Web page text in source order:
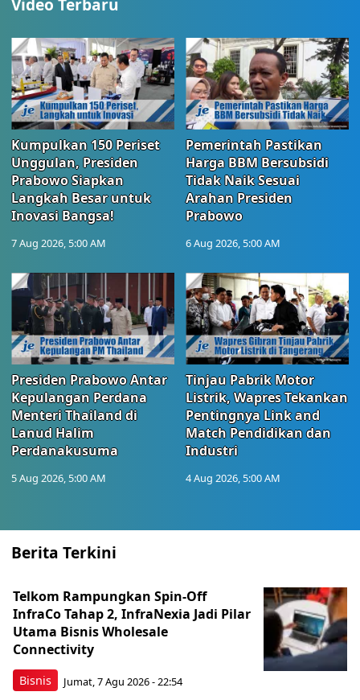
Video Terbaru
Kumpulkan 150 Periset
Unggulan, Presiden
Prabowo Siapkan
Langkah Besar untuk
Inovasi Bangsa!
7 Aug 2026, 5:00 AM
Pemerintah Pastikan
Harga BBM Bersubsidi
Tidak Naik Sesuai
Arahan Presiden
Prabowo
6 Aug 2026, 5:00 AM
Presiden Prabowo Antar
Kepulangan Perdana
Menteri Thailand di
Lanud Halim
Perdanakusuma
5 Aug 2026, 5:00 AM
Tinjau Pabrik Motor
Listrik, Wapres Tekankan
Pentingnya Link and
Match Pendidikan dan
Industri
4 Aug 2026, 5:00 AM
Berita Terkini
Bisnis
Telkom Rampungkan Spin-Off
InfraCo Tahap 2, InfraNexia Jadi Pilar
Utama Bisnis Wholesale
Connectivity
Jumat, 7 Agu 2026 - 22:54